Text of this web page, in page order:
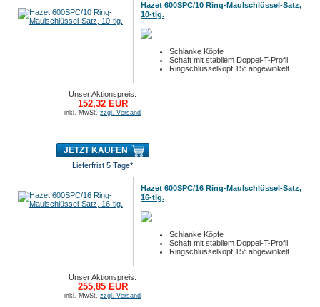
Hazet 600SPC/10 Ring-Maulschlüssel-Satz,
10-tlg.
Schlanke Köpfe
Schaft mit stabilem Doppel-T-Profil
Ringschlüsselkopf 15° abgewinkelt
Unser Aktionspreis:
152,32 EUR
inkl. MwSt.zzgl. Versand
JETZT KAUFEN
Lieferfrist 5 Tage*
Hazet 600SPC/16 Ring-Maulschlüssel-Satz,
16-tlg.
Schlanke Köpfe
Schaft mit stabilem Doppel-T-Profil
Ringschlüsselkopf 15° abgewinkelt
Unser Aktionspreis:
255,85 EUR
inkl. MwSt.zzgl. Versand